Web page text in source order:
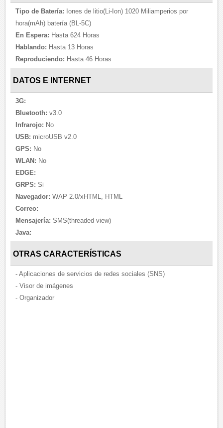
Tipo de Batería: Iones de litio(Li-Ion) 1020 Miliamperios por
hora(mAh) batería (BL-5C)
En Espera: Hasta 624 Horas
Hablando: Hasta 13 Horas
Reproduciendo: Hasta 46 Horas
DATOS E INTERNET
3G:
Bluetooth: v3.0
Infrarojo: No
USB: microUSB v2.0
GPS: No
WLAN: No
EDGE:
GRPS: Si
Navegador: WAP 2.0/xHTML, HTML
Correo:
Mensajería: SMS(threaded view)
Java:
OTRAS CARACTERÍSTICAS
- Aplicaciones de servicios de redes sociales (SNS)
- Visor de imágenes
- Organizador